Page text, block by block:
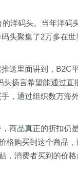
洋码头。当年洋码
头聚集了2万多在
送里面讲到，B2C
扬言希望能通过直
，通过组织数万海
商品真正的折扣仍
格购买到这个商品
消费者买到的价格